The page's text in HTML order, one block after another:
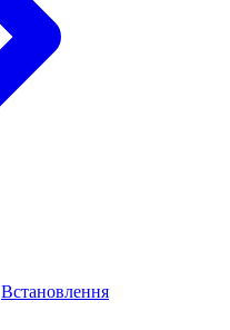
Встановлення